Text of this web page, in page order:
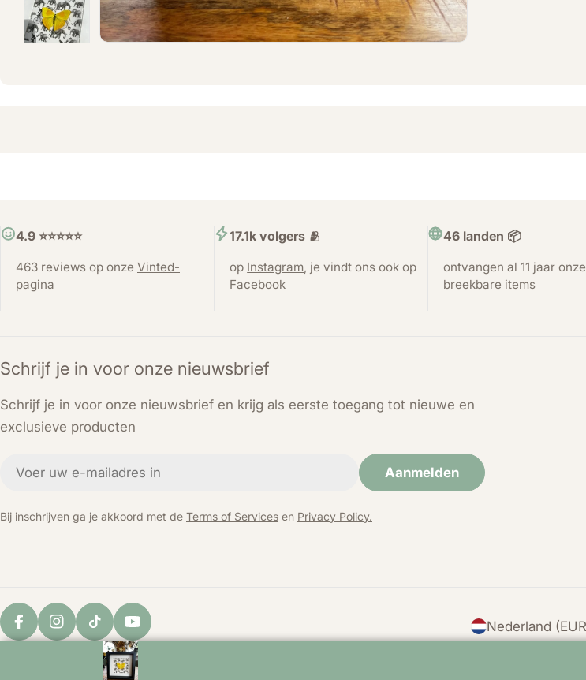
4.9 ⭐️⭐️⭐️⭐️⭐️
463 reviews op onze Vinted-
pagina
17.1k volgers 🫂
op Instagram, je vindt ons ook op
Facebook
46 landen 📦
ontvangen al 11 jaar onze
breekbare items
Schrijf je in voor onze nieuwsbrief
Schrijf je in voor onze nieuwsbrief en krijg als eerste toegang tot nieuwe en
exclusieve producten
Aanmelden
Bij inschrijven ga je akkoord met de Terms of Services en Privacy Policy.
L
FacebookInstagram
TikTokYouTube
KEY LIME STORE